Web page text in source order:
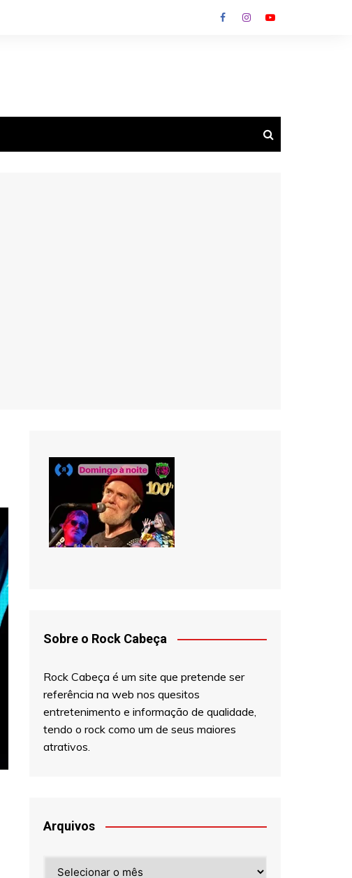
Sobre o Rock Cabeça
Rock Cabeça é um site que pretende ser
referência na web nos quesitos
entretenimento e informação de qualidade,
tendo o rock como um de seus maiores
atrativos.
Arquivos